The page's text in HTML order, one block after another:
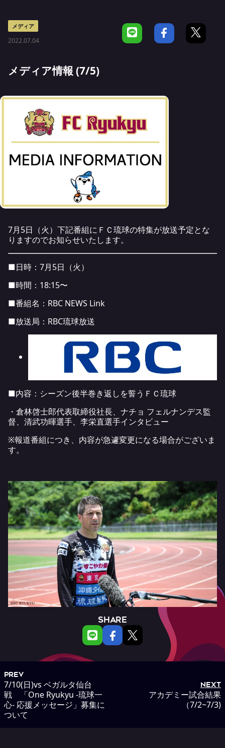
メディア
2022.07.04
メディア情報 (7/5)
7月5日（火）下記番組にＦＣ琉球の特集が放送予定とな
りますのでお知らせいたします。
■日時：7月5日（火）
■時間：18:15〜
■番組名： RBC NEWS Link
■放送局：RBC琉球放送
■内容：シーズン後半巻き返しを誓うＦＣ琉球
・倉林啓士郎代表取締役社長、ナチョ フェルナンデス監
督、清武功暉選手、李栄直選手インタビュー
※報道番組につき、内容が急遽変更になる場合がございま
す。
SHARE
PREV
7/10(日)vs ベガルタ仙台
戦 「One Ryukyu -琉球一
心- 応援メッセージ」募集に
ついて
NEXT
アカデミー試合結果
（7/2~7/3)